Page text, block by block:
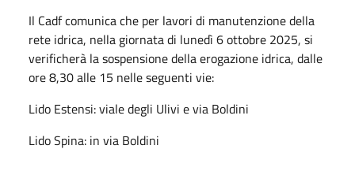
Il Cadf comunica che per lavori di manutenzione della
rete idrica, nella giornata di lunedì 6 ottobre 2025, si
verificherà la sospensione della erogazione idrica, dalle
ore 8,30 alle 15 nelle seguenti vie:
Lido Estensi: viale degli Ulivi e via Boldini
Lido Spina: in via Boldini